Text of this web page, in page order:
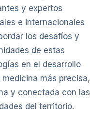
y expertos
e internacionales
los desafíos y
de estas
en el desarrollo
medicina más precisa,
y conectada con las
del territorio.